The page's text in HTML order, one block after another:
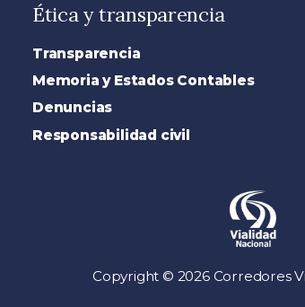
Ética y transparencia
Transparencia
Memoria y Estados Contables
Denuncias
Responsabilidad civil
Copyright © 2026 Corredores